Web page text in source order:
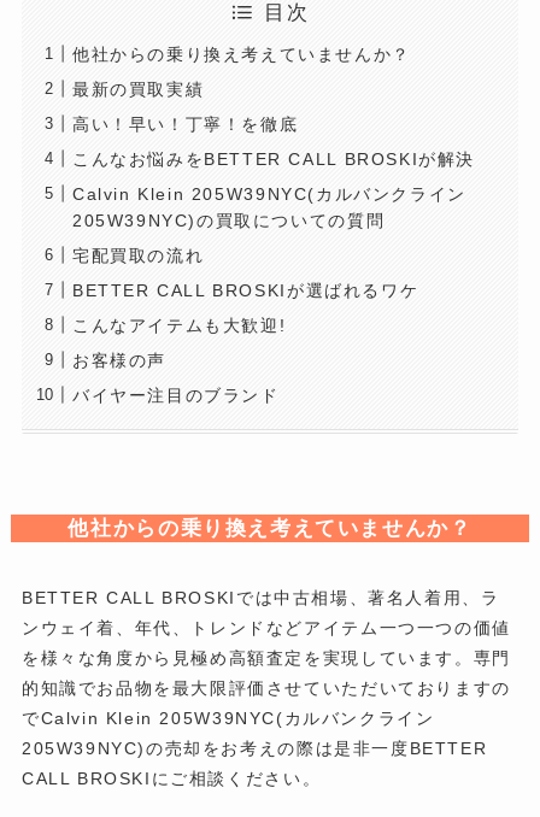
目次
他社からの乗り換え考えていませんか？
最新の買取実績
高い！早い！丁寧！を徹底
こんなお悩みをBETTER CALL BROSKIが解決
Calvin Klein 205W39NYC(カルバンクライン
205W39NYC)の買取についての質問
宅配買取の流れ
BETTER CALL BROSKIが選ばれるワケ
こんなアイテムも大歓迎!
お客様の声
バイヤー注目のブランド
他社からの乗り換え考えていませんか？
BETTER CALL BROSKIでは中古相場、著名人着用、ラ
ンウェイ着、年代、トレンドなどアイテム一つ一つの価値
を様々な角度から見極め高額査定を実現しています。専門
的知識でお品物を最大限評価させていただいておりますの
でCalvin Klein 205W39NYC(カルバンクライン
205W39NYC)の売却をお考えの際は是非一度BETTER
CALL BROSKIにご相談ください。